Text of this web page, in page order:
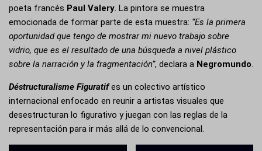
poeta francés Paul Valery . La pintora se muestra
emocionada de formar parte de esta muestra: “Es la primera
oportunidad que tengo de mostrar mi nuevo trabajo sobre
vidrio, que es el resultado de una búsqueda a nivel plástico
sobre la narración y la fragmentación”, declara a Negromundo
Déstructuralisme Figuratifes un colectivo artístico
internacional enfocado en reunir a artistas visuales que
desestructuran lo figurativo y juegan con las reglas de la
representación para ir más allá de lo convencional.